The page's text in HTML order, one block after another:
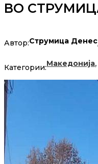
ВО
Автор:Струмица Денес
Категории:Македонија,